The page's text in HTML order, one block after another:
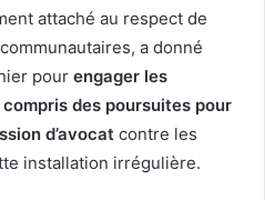
attaché au respect de
a donné
pour engager les
des poursuites pour
d’avocat contre les
installation irrégulière.